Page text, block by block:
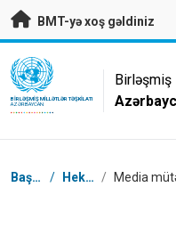
Əsas məzmuna keç
BMT-yə xoş gəldiniz
UN Logo
BIRLƏŞMIŞ MILLƏTLƏR TƏŞKILATI
AZƏRBAYCAN
Birləşmiş
Naviqasiya
Başlanğıc / Hekayələr /